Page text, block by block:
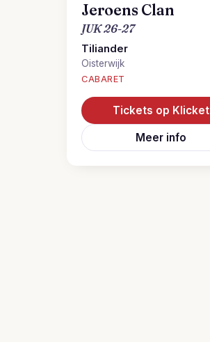
Jeroens Clan
JUK 26-27
Tiliander
Oisterwijk
CABARET
Tickets op Klicket
Meer info